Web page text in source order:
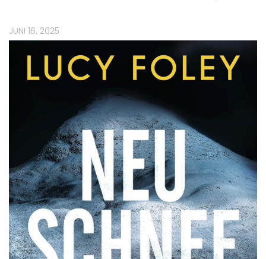
JUNI 16, 2025